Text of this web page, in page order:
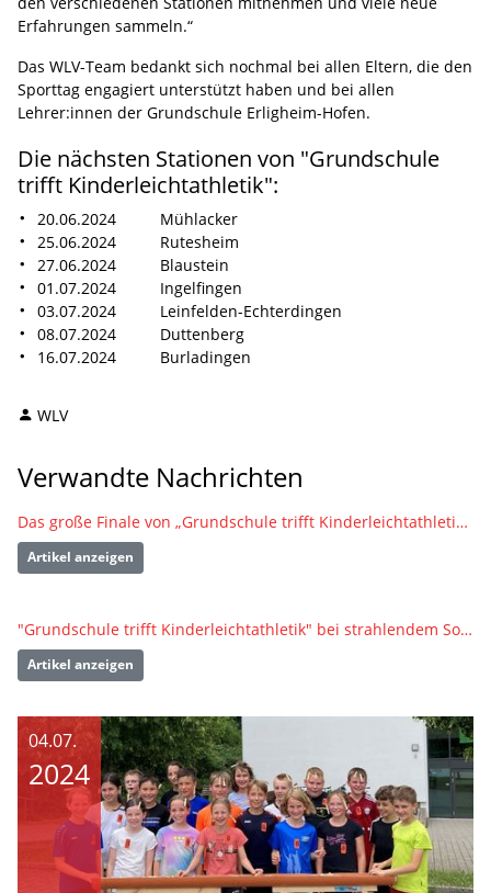
Erfahrungen sammeln.“
Das WLV-Team bedankt sich nochmal bei allen Eltern, die den
Sporttag engagiert unterstützt haben und bei allen
Lehrer:innen der Grundschule Erligheim-Hofen.
Die nächsten Stationen von "Grundschule
trifft Kinderleichtathletik":
20.06.2024 Mühlacker
25.06.2024 Rutesheim
27.06.2024 Blaustein
01.07.2024 Ingelfingen
03.07.2024 Leinfelden-Echterdingen
08.07.2024 Duttenberg
16.07.2024 Burladingen
WLV
Verwandte Nachrichten
Das große Finale von „Grundschule trifft Kinderleichtathletik“ in Burladingen
Artikel anzeigen
"Grundschule trifft Kinderleichtathletik" bei strahlendem Sonnenschein in Duttenberg
Artikel anzeigen
04.07.
2024